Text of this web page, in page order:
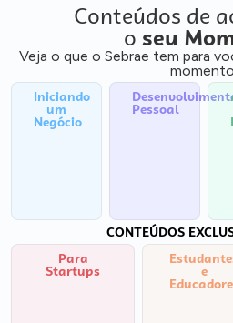
Conteúdos de
o seu
Veja o que o Sebrae tem para
Iniciando
um
Negócio
Pessoal
CONTEÚDOS
Para
Startups e